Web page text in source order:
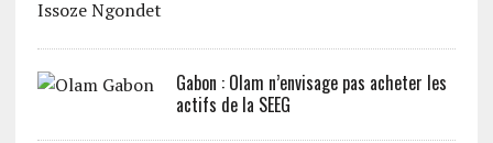
Gabon : Olam n’envisage pas acheter les
actifs de la SEEG